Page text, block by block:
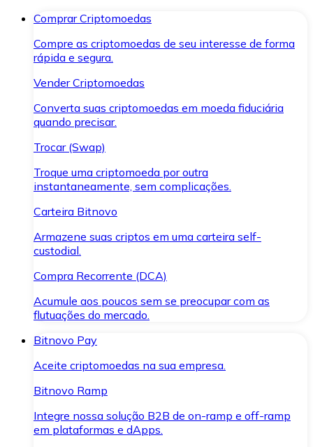
Comprar Criptomoedas
Compre as criptomoedas de seu interesse de forma
rápida e segura.
Vender Criptomoedas
Converta suas criptomoedas em moeda fiduciária
quando precisar.
Trocar (Swap)
Troque uma criptomoeda por outra
instantaneamente, sem complicações.
Carteira Bitnovo
Armazene suas criptos em uma carteira self-
custodial.
Compra Recorrente (DCA)
Acumule aos poucos sem se preocupar com as
flutuações do mercado.
Bitnovo Pay
Aceite criptomoedas na sua empresa.
Bitnovo Ramp
Integre nossa solução B2B de on-ramp e off-ramp
em plataformas e dApps.